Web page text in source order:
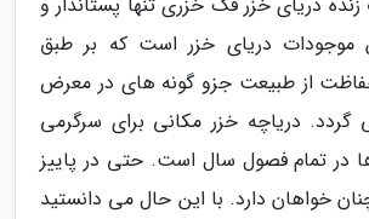
موجودات دریای خزر است که بر طبق
از طبیعت جزو گونه های در معرض
دریاچه خزر مکانی برای سرگرمی
ها در تمام فصول سال است. حتی در پاییز
خواهان دارد. با این حال می دانستید